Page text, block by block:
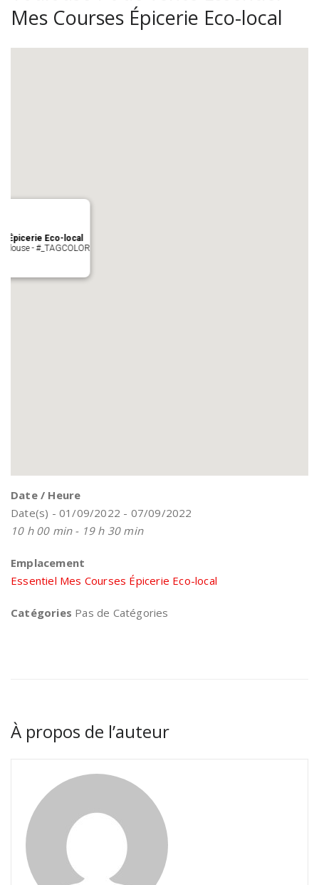
Mes Courses Épicerie Eco-local
Épicerie Eco-local
- #_TAGCOLOR
Date / Heure
Date(s) - 01/09/2022 - 07/09/2022
10 h 00 min - 19 h 30 min
Emplacement
Essentiel Mes Courses Épicerie Eco-local
Catégories Pas de Catégories
À propos de l’auteur